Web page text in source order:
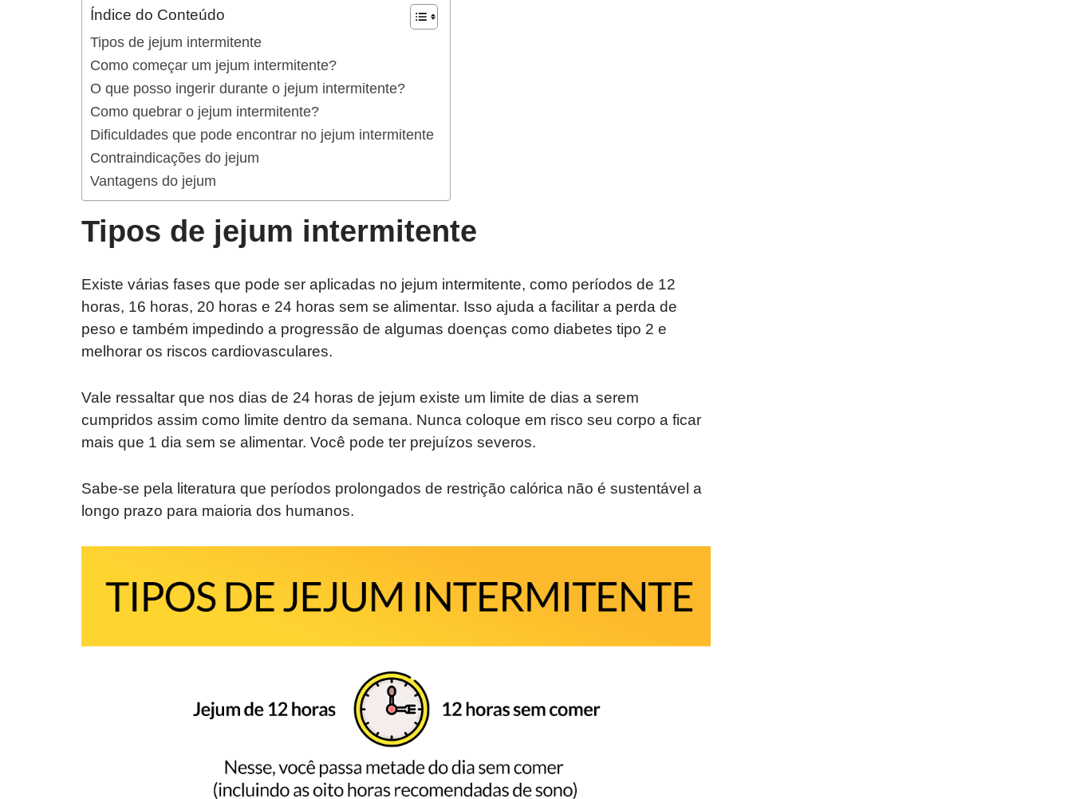
Índice do Conteúdo
Tipos de jejum intermitente
Como começar um jejum intermitente?
O que posso ingerir durante o jejum intermitente?
Como quebrar o jejum intermitente?
Dificuldades que pode encontrar no jejum intermitente
Contraindicações do jejum
Vantagens do jejum
Tipos de jejum intermitente
Existe várias fases que pode ser aplicadas no jejum intermitente, como períodos de 12
horas, 16 horas, 20 horas e 24 horas sem se alimentar. Isso ajuda a facilitar a perda de
peso e também impedindo a progressão de algumas doenças como diabetes tipo 2 e
melhorar os riscos cardiovasculares.
Vale ressaltar que nos dias de 24 horas de jejum existe um limite de dias a serem
cumpridos assim como limite dentro da semana. Nunca coloque em risco seu corpo a ficar
mais que 1 dia sem se alimentar. Você pode ter prejuízos severos.
Sabe-se pela literatura que períodos prolongados de restrição calórica não é sustentável a
longo prazo para maioria dos humanos.